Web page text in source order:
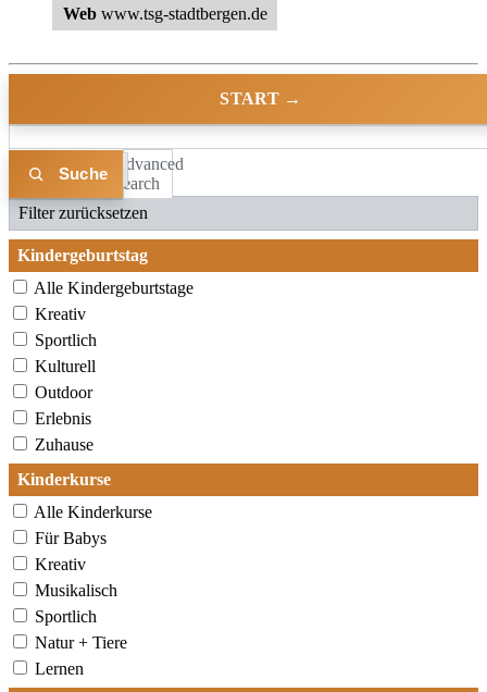
Web www.tsg-stadtbergen.de
START →
Advanced
Search
Liste Karte
Filter zurücksetzen
Kindergeburtstag
Alle Kindergeburtstage
Kreativ
Sportlich
Kulturell
Outdoor
Erlebnis
Zuhause
Kinderkurse
Alle Kinderkurse
Für Babys
Kreativ
Musikalisch
Sportlich
Natur + Tiere
Lernen